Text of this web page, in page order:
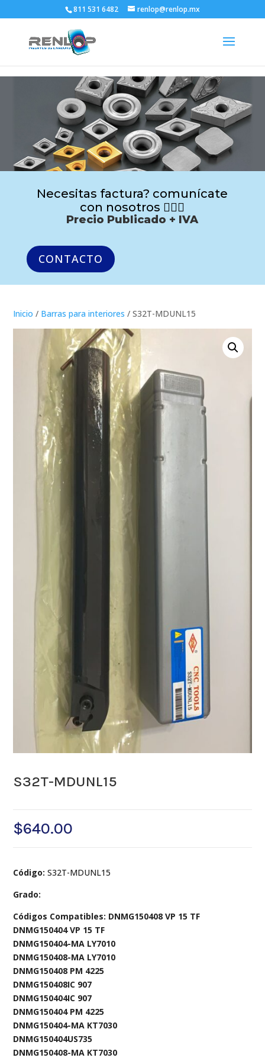
811 531 6482 renlop@renlop.mx
Necesitas factura? comunícate
con nosotros 🙋🏻‍♂️
Precio Publicado + IVA
CONTACTO
Inicio / Barras para interiores / S32T-MDUNL15
S32T-MDUNL15
$640.00
Código: S32T-MDUNL15
Grado:
Códigos Compatibles: DNMG150408 VP 15 TF
DNMG150404 VP 15 TF
DNMG150404-MA LY7010
DNMG150408-MA LY7010
DNMG150408 PM 4225
DNMG150408IC 907
DNMG150404IC 907
DNMG150404 PM 4225
DNMG150404-MA KT7030
DNMG150404US735
DNMG150408-MA KT7030